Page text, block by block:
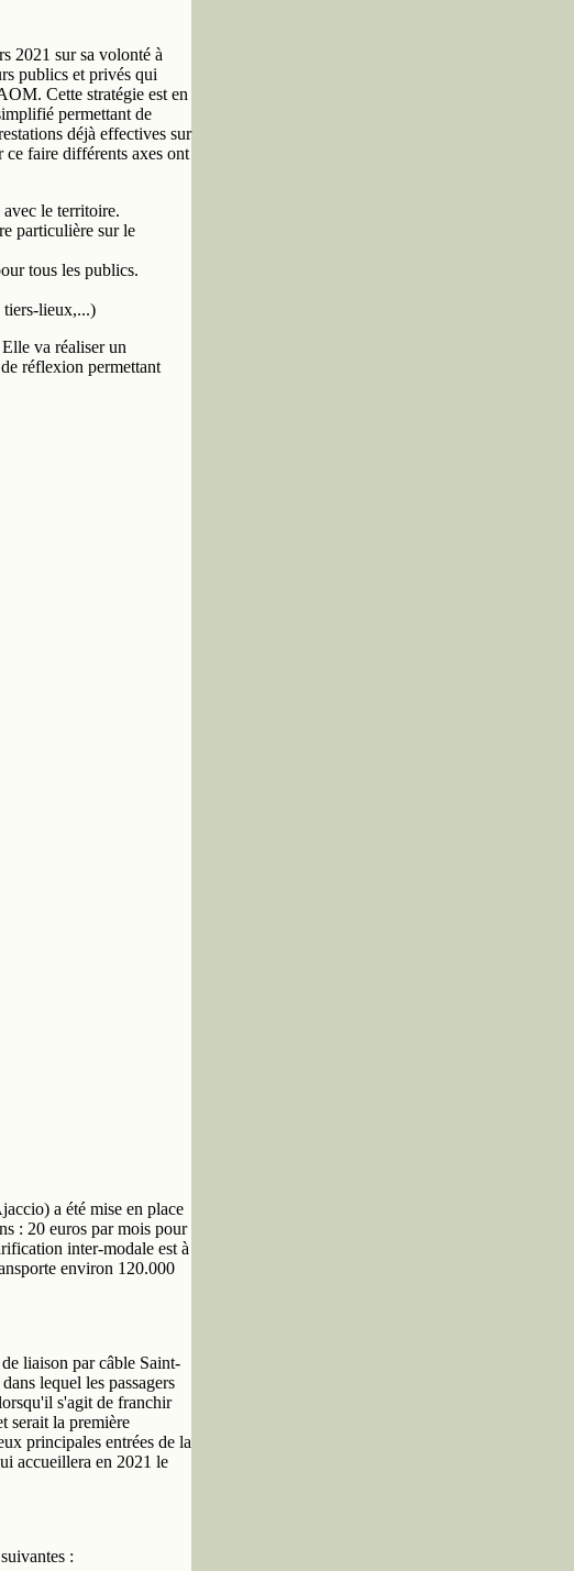
2021 sur sa volonté à
publics et privés qui
Cette stratégie est en
permettant de
déjà effectives sur
faire différents axes ont
le territoire.
particulière sur le
tous les publics.
tiers-lieux,...)
va réaliser un
réflexion permettant
a été mise en place
: 20 euros par mois pour
inter-modale est à
environ 120.000
liaison par câble Saint-
lequel les passagers
s'agit de franchir
serait la première
principales entrées de la
accueillera en 2021 le
: